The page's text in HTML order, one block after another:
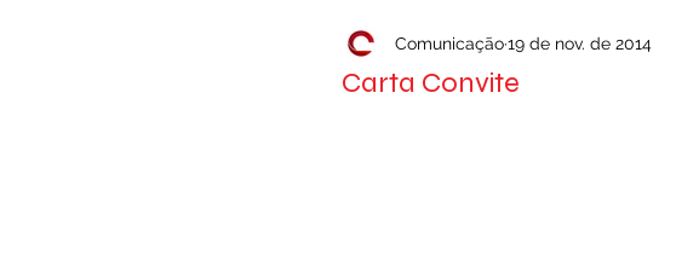
Carta Convite
Comunicação19 de nov. de 2014